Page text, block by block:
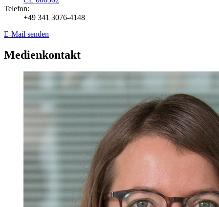
Telefon:
+49 341 3076-4148
E-Mail senden
Medienkontakt